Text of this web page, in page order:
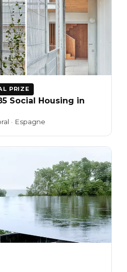
PRIZE
Social Housing in
· Espagne